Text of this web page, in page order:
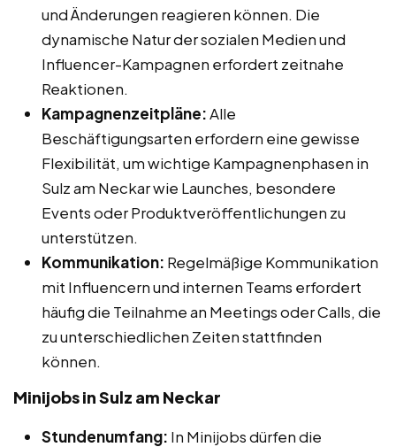
und Änderungen reagieren können. Die
dynamische Natur der sozialen Medien und
Influencer-Kampagnen erfordert zeitnahe
Reaktionen.
Kampagnenzeitpläne:Alle
Beschäftigungsarten erfordern eine gewisse
Flexibilität, um wichtige Kampagnenphasen in
Sulz am Neckar wie Launches, besondere
Events oder Produktveröffentlichungen zu
unterstützen.
Kommunikation: Regelmäßige Kommunikation
mit Influencern und internen Teams erfordert
häufig die Teilnahme an Meetings oder Calls, die
zu unterschiedlichen Zeiten stattfinden
können.
Minijobs in Sulz am Neckar
Stundenumfang: In Minijobs dürfen die